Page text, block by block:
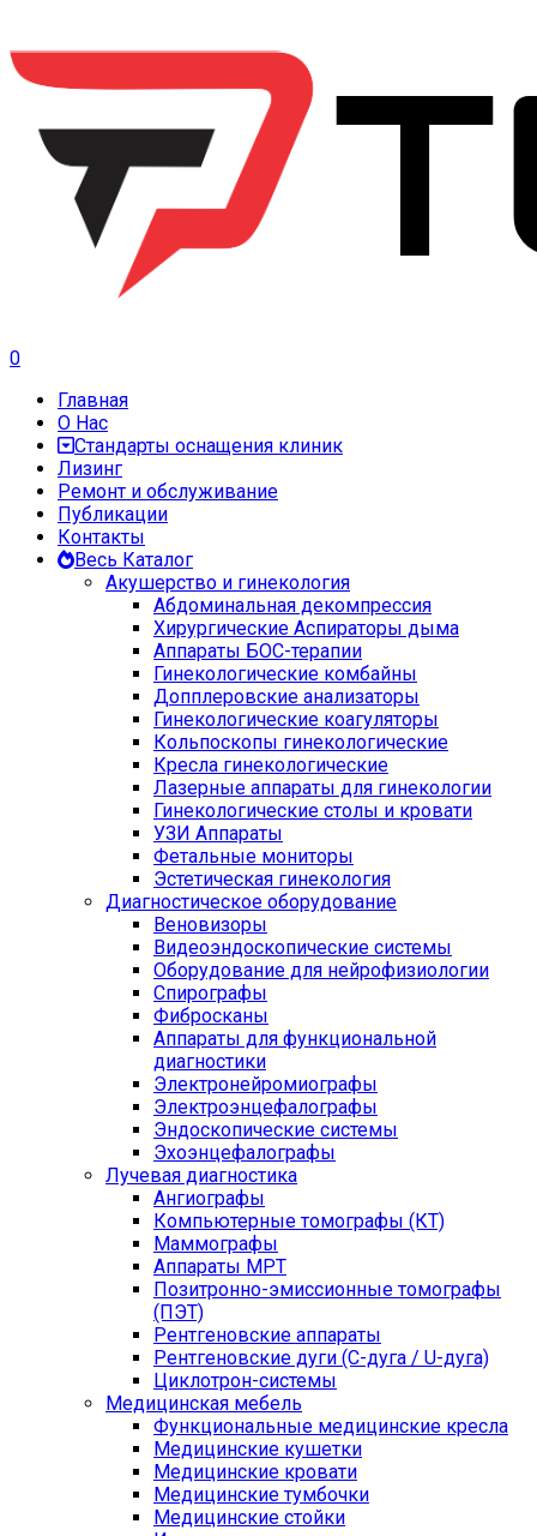
0
Главная
О Нас
Стандарты оснащения клиник
Лизинг
Ремонт и обслуживание
Публикации
Контакты
Весь Каталог
Акушерство и гинекология
Абдоминальная декомпрессия
Хирургические Аспираторы дыма
Аппараты БОС-терапии
Гинекологические комбайны
Допплеровские анализаторы
Гинекологические коагуляторы
Кольпоскопы гинекологические
Кресла гинекологические
Лазерные аппараты для гинекологии
Гинекологические столы и кровати
УЗИ Аппараты
Фетальные мониторы
Эстетическая гинекология
Диагностическое оборудование
Веновизоры
Видеоэндоскопические системы
Оборудование для нейрофизиологии
Спирографы
Фибросканы
Аппараты для функциональной
диагностики
Электронейромиографы
Электроэнцефалографы
Эндоскопические системы
Эхоэнцефалографы
Лучевая диагностика
Ангиографы
Компьютерные томографы (КТ)
Маммографы
Аппараты МРТ
Позитронно-эмиссионные томографы
(ПЭТ)
Рентгеновские аппараты
Рентгеновские дуги (С-дуга / U-дуга)
Циклотрон-системы
Медицинская мебель
Функциональные медицинские кресла
Медицинские кушетки
Медицинские кровати
Медицинские тумбочки
Медицинские стойки